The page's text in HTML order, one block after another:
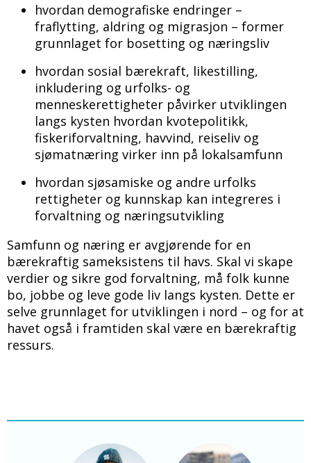
hvordan demografiske endringer –
fraflytting, aldring og migrasjon – former
grunnlaget for bosetting og næringsliv
hvordan sosial bærekraft, likestilling,
inkludering og urfolks- og
menneskerettigheter påvirker utviklingen
langs kysten hvordan kvotepolitikk,
fiskeriforvaltning, havvind, reiseliv og
sjømatnæring virker inn på lokalsamfunn
hvordan sjøsamiske og andre urfolks
rettigheter og kunnskap kan integreres i
forvaltning og næringsutvikling
Samfunn og næring er avgjørende for en
bærekraftig sameksistens til havs. Skal vi skape
verdier og sikre god forvaltning, må folk kunne
bo, jobbe og leve gode liv langs kysten. Dette er
selve grunnlaget for utviklingen i nord – og for at
havet også i framtiden skal være en bærekraftig
ressurs.